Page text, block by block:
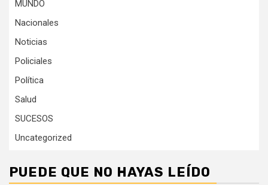
MUNDO
Nacionales
Noticias
Policiales
Política
Salud
SUCESOS
Uncategorized
PUEDE QUE NO HAYAS LEÍDO